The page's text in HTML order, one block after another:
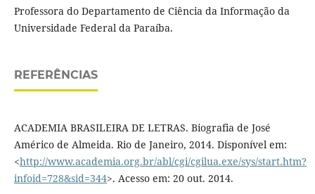
Professora do Departamento de Ciência da Informação da
Universidade Federal da Paraíba.
REFERÊNCIAS
ACADEMIA BRASILEIRA DE LETRAS. Biografia de José
Américo de Almeida. Rio de Janeiro, 2014. Disponível em:
<http://www.academia.org.br/abl/cgi/cgilua.exe/sys/start.htm?
infoid=728&sid=344>. Acesso em: 20 out. 2014.